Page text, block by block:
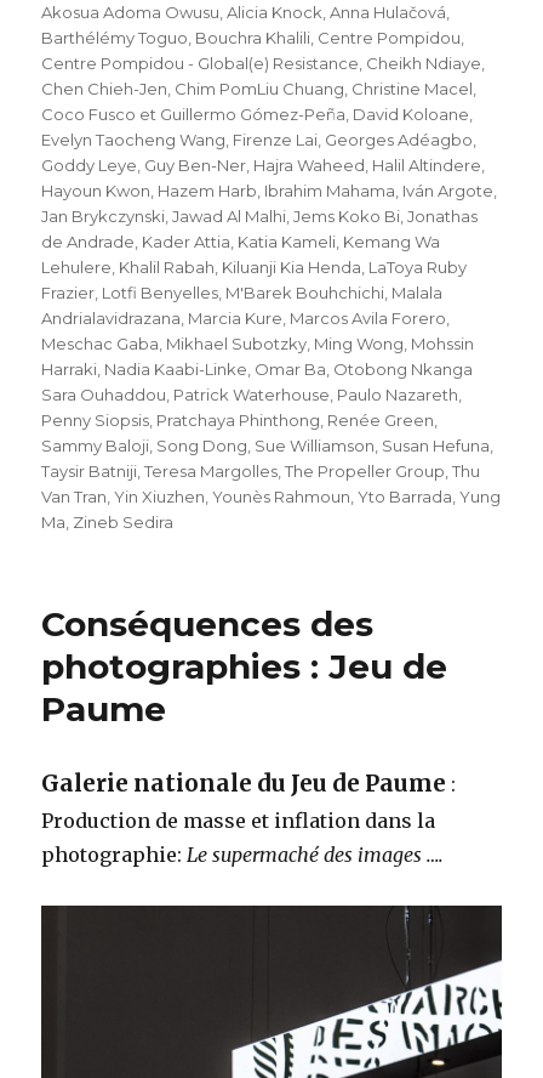
Akosua Adoma Owusu,Alicia Knock,Anna Hulačová,
Barthélémy Toguo, Bouchra Khalili, Centre Pompidou,
Centre Pompidou - Global(e) Resistance, Cheikh Ndiaye,
Chen Chieh-Jen, Chim PomLiu Chuang, Christine Macel,
Coco Fusco et Guillermo Gómez-Peña, David Koloane,
Evelyn Taocheng Wang, Firenze Lai, Georges Adéagbo,
Goddy Leye, Guy Ben-Ner, Hajra Waheed, Halil Altindere,
Hayoun Kwon, Hazem Harb, Ibrahim Mahama, Iván Argote,
Jan Brykczynski,Jawad Al Malhi,Jems Koko Bi,Jonathas
de Andrade, Kader Attia, Katia Kameli, Kemang Wa
Lehulere, Khalil Rabah, Kiluanji Kia Henda, LaToya Ruby
Frazier, Lotfi Benyelles, M'Barek Bouhchichi, Malala
Andrialavidrazana, Marcia Kure, Marcos Avila Forero,
Meschac Gaba, Mikhael Subotzky, Ming Wong, Mohssin
Harraki, Nadia Kaabi-Linke, Omar Ba, Otobong Nkanga
Sara Ouhaddou, Patrick Waterhouse, Paulo Nazareth,
Penny Siopsis, Pratchaya Phinthong, Renée Green,
Sammy Baloji, Song Dong, Sue Williamson, Susan Hefuna,
Taysir Batniji,Teresa Margolles,The Propeller Group,Thu
Van Tran,Yin Xiuzhen,Younès Rahmoun,Yto Barrada,Yung
Ma, Zineb Sedira
Conséquences des
photographies : Jeu de
Paume
Galerie nationale du Jeu de Paume :
Production de masse et inflation dans la
photographie:Le supermaché des images ….